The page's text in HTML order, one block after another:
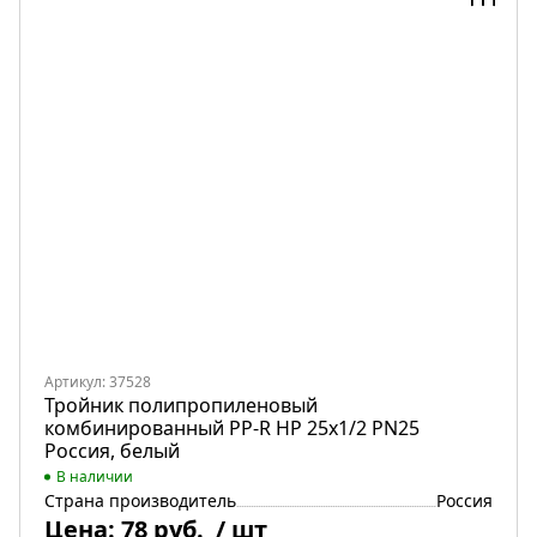
Артикул: 37528
Тройник полипропиленовый
комбинированный PP-R НР 25х1/2 PN25
Россия, белый
В наличии
Страна производитель Россия
Цена: 78 руб. / шт